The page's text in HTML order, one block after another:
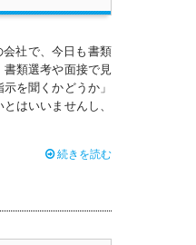
社で、今日も書類
書類選考や面接で見
を聞くかどうか」
はいいませんし、
続きを読む